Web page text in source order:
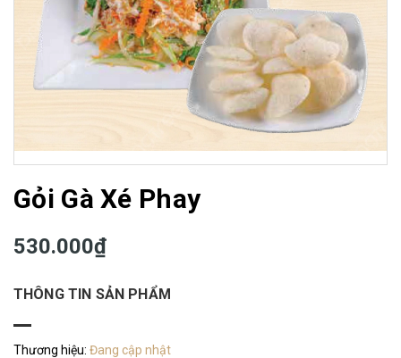
Gỏi Gà Xé Phay
530.000₫
THÔNG TIN SẢN PHẨM
Thương hiệu: Đang cập nhật